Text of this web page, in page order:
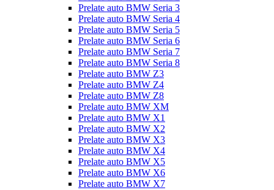
Prelate auto BMW Seria 3
Prelate auto BMW Seria 4
Prelate auto BMW Seria 5
Prelate auto BMW Seria 6
Prelate auto BMW Seria 7
Prelate auto BMW Seria 8
Prelate auto BMW Z3
Prelate auto BMW Z4
Prelate auto BMW Z8
Prelate auto BMW XM
Prelate auto BMW X1
Prelate auto BMW X2
Prelate auto BMW X3
Prelate auto BMW X4
Prelate auto BMW X5
Prelate auto BMW X6
Prelate auto BMW X7